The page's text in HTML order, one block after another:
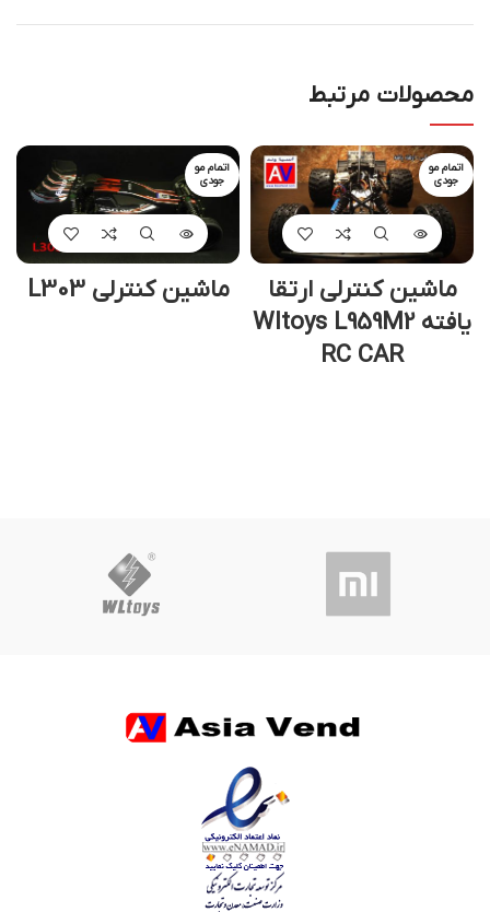
محصولات مرتبط
اتمام مو
جودی
ماشین کنترلی ارتقا
یافته Wltoys L959M2
RC CAR
اتمام مو
جودی
ماشین کنترلی L303